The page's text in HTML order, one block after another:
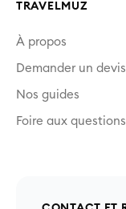
TRAVELMUZ
À propos
Demander un devis
Nos guides
Foire aux questions